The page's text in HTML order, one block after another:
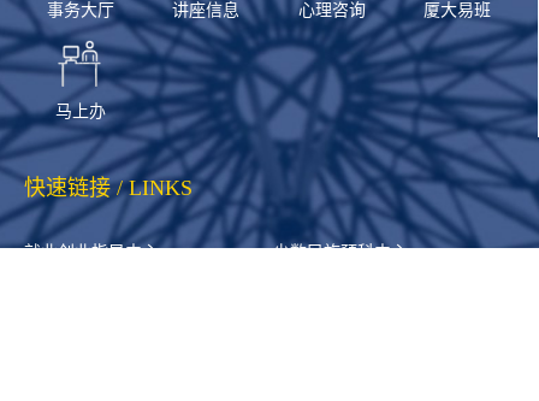
事务大厅 讲座信息 心理咨询 厦大易班
马上办
快速链接 / LINKS
就业创业指导中心 少数民族预科中心